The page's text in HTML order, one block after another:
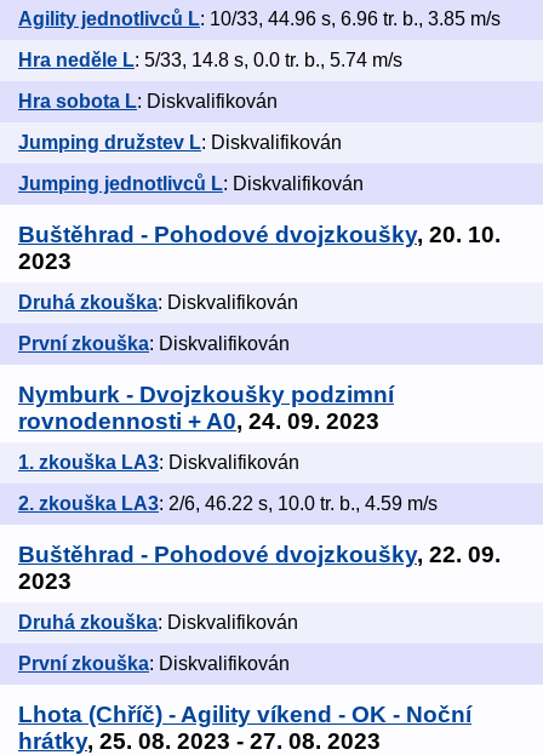
Agility jednotlivců L: 10/33, 44.96 s, 6.96 tr. b., 3.85 m/s
Hra neděle L: 5/33, 14.8 s, 0.0 tr. b., 5.74 m/s
Hra sobota L: Diskvalifikován
Jumping družstev L: Diskvalifikován
Jumping jednotlivců L: Diskvalifikován
Buštěhrad - Pohodové dvojzkoušky, 20. 10.
2023
Druhá zkouška: Diskvalifikován
První zkouška: Diskvalifikován
Nymburk - Dvojzkoušky podzimní
rovnodennosti + A0, 24. 09. 2023
1. zkouška LA3: Diskvalifikován
2. zkouška LA3: 2/6, 46.22 s, 10.0 tr. b., 4.59 m/s
Buštěhrad - Pohodové dvojzkoušky, 22. 09.
2023
Druhá zkouška: Diskvalifikován
První zkouška: Diskvalifikován
Lhota (Chříč) - Agility víkend - OK - Noční
hrátky, 25. 08. 2023 - 27. 08. 2023